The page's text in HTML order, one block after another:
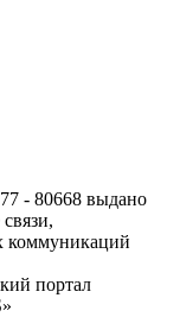
- 80668 выдано
коммуникаций
портал